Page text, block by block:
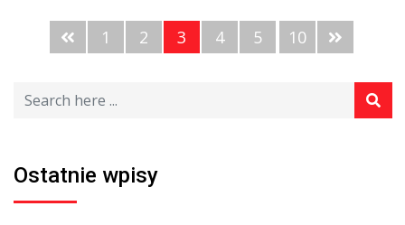
1 2 3 4 5 10
Ostatnie wpisy